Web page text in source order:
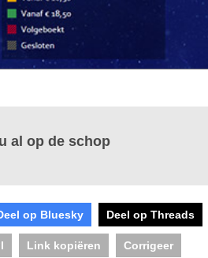
al op de schop
op Bluesky Deel op Threads
Link kopiëren Corrigeer